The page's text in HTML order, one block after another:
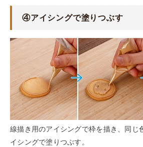
④アイシングで塗りつぶす
線描き用のアイシングで枠を描き、同じ
イシングで塗りつぶす。